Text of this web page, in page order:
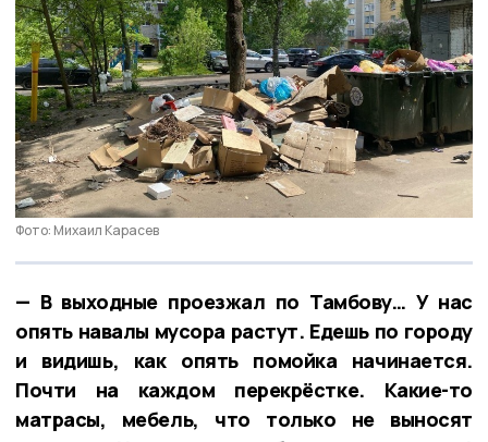
Фото: Михаил Карасев
— В выходные проезжал по Тамбову… У нас
опять навалы мусора растут. Едешь по городу
и видишь, как опять помойка начинается.
Почти на каждом перекрёстке. Какие-то
матрасы, мебель, что только не выносят